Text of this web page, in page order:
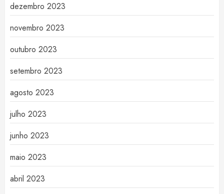
dezembro 2023
novembro 2023
outubro 2023
setembro 2023
agosto 2023
julho 2023
junho 2023
maio 2023
abril 2023